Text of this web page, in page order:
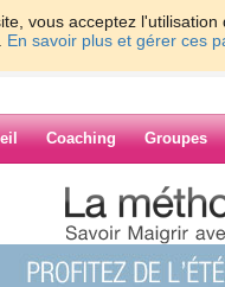
vous acceptez
En savoir plus et gérer ces
Coaching Groupes
> > journée du
de sulie